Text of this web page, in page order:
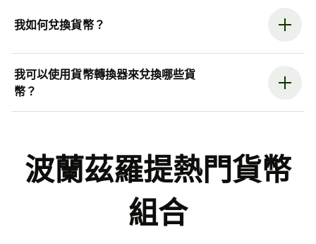
我如何兌換貨幣？
我可以使用貨幣轉換器來兌換哪些貨
幣？
波蘭茲羅提熱門貨幣
組合